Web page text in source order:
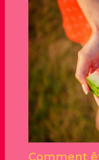
Comment